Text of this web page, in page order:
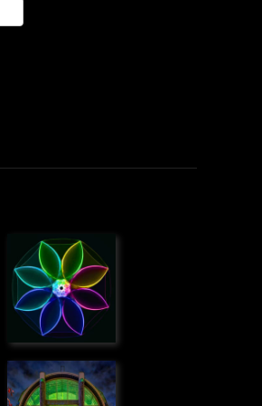
Rotation de
verre
» Graphique
La serre,
Jardin des